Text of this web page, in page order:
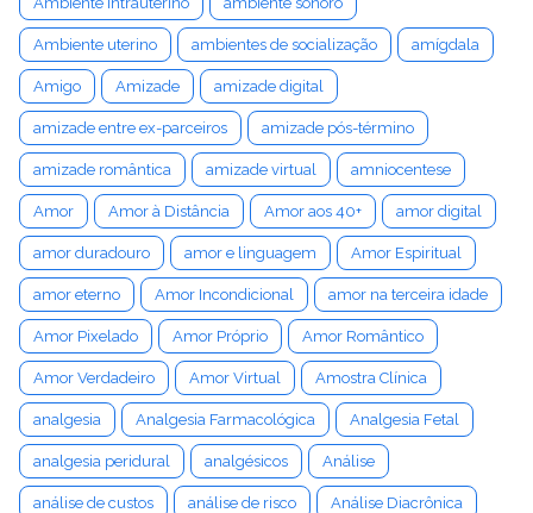
Ambiente uterino ambientes de socialização amígdala
Amigo Amizade amizade digital
amizade entre ex-parceiros amizade pós-término
amizade romântica amizade virtual amniocentese
Amor Amor à Distância Amor aos 40+ amor digital
amor duradouro amor e linguagem Amor Espiritual
amor eterno Amor Incondicional amor na terceira idade
Amor Pixelado Amor Próprio Amor Romântico
Amor Verdadeiro Amor Virtual Amostra Clínica
analgesia Analgesia Farmacológica Analgesia Fetal
analgesia peridural analgésicos Análise
análise de custos análise de risco Análise Diacrônica